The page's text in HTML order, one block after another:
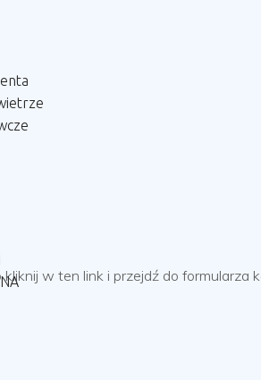
w ten link i przejdź do formularza